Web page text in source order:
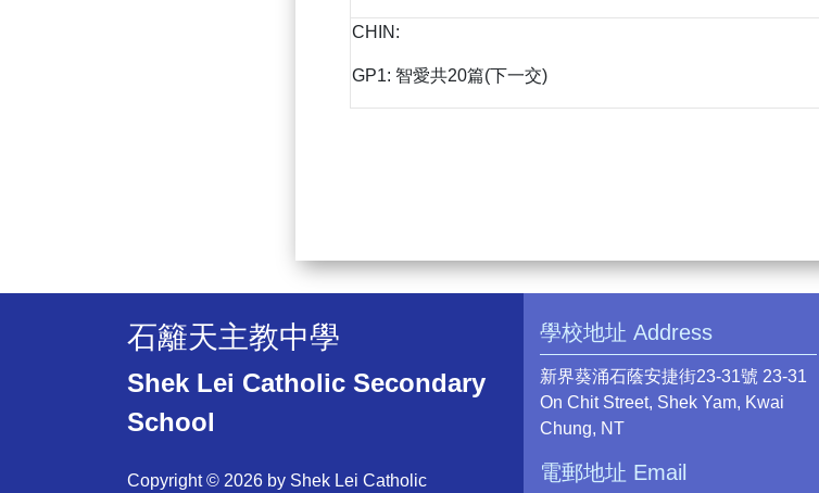
CHIN:
GP1: 智愛共20篇(下一交)
石籬天主教中學
Shek Lei Catholic Secondary
School
Copyright © 2026 by Shek Lei Catholic
學校地址 Address
新界葵涌石蔭安捷街23-31號 23-31
On Chit Street, Shek Yam, Kwai
Chung, NT
電郵地址 Email